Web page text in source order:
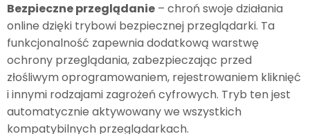
Bezpieczne przeglądanie – chroń swoje działania
online dzięki trybowi bezpiecznej przeglądarki. Ta
funkcjonalność zapewnia dodatkową warstwę
ochrony przeglądania, zabezpieczając przed
złośliwym oprogramowaniem, rejestrowaniem kliknięć
i innymi rodzajami zagrożeń cyfrowych. Tryb ten jest
automatycznie aktywowany we wszystkich
kompatybilnych przeglądarkach.